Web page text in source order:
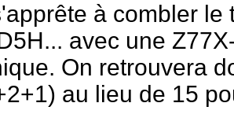
à combler
avec une
On retrouvera
au lieu de 15